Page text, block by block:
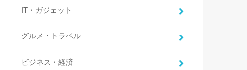
IT・ガジェット
グルメ・トラベル
ビジネス・経済